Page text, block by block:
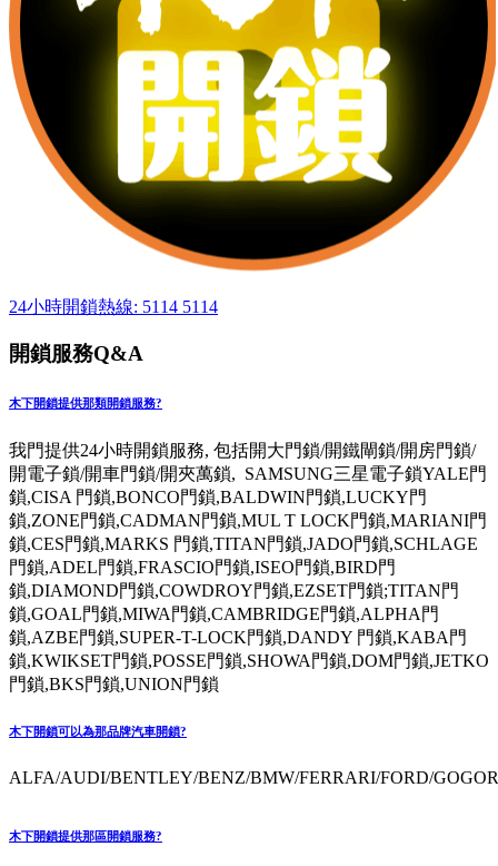
24小時開鎖熱線: 5114 5114
開鎖服務Q&A
木下開鎖提供那類開鎖服務?
我門提供24小時開鎖服務, 包括開大門鎖/開鐵閘鎖/開房門鎖/
開電子鎖/開車門鎖/開夾萬鎖, SAMSUNG三星電子鎖YALE門
鎖,CISA 門鎖,BONCO門鎖,BALDWIN門鎖,LUCKY門
鎖,ZONE門鎖,CADMAN門鎖,MUL T LOCK門鎖,MARIANI門
鎖,CES門鎖,MARKS 門鎖,TITAN門鎖,JADO門鎖,SCHLAGE
門鎖,ADEL門鎖,FRASCIO門鎖,ISEO門鎖,BIRD門
鎖,DIAMOND門鎖,COWDROY門鎖,EZSET門鎖;TITAN門
鎖,GOAL門鎖,MIWA門鎖,CAMBRIDGE門鎖,ALPHA門
鎖,AZBE門鎖,SUPER-T-LOCK門鎖,DANDY 門鎖,KABA門
鎖,KWIKSET門鎖,POSSE門鎖,SHOWA門鎖,DOM門鎖,JETKO
門鎖,BKS門鎖,UNION門鎖
木下開鎖可以為那品牌汽車開鎖?
ALFA/AUDI/BENTLEY/BENZ/BMW/FERRARI/FORD/
木下開鎖提供那區開鎖服務?